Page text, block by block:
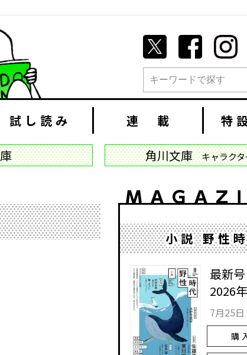
試し読み 連 載 特
角川文庫 キャラク
小説 野性
最新号
2026
7月25
購